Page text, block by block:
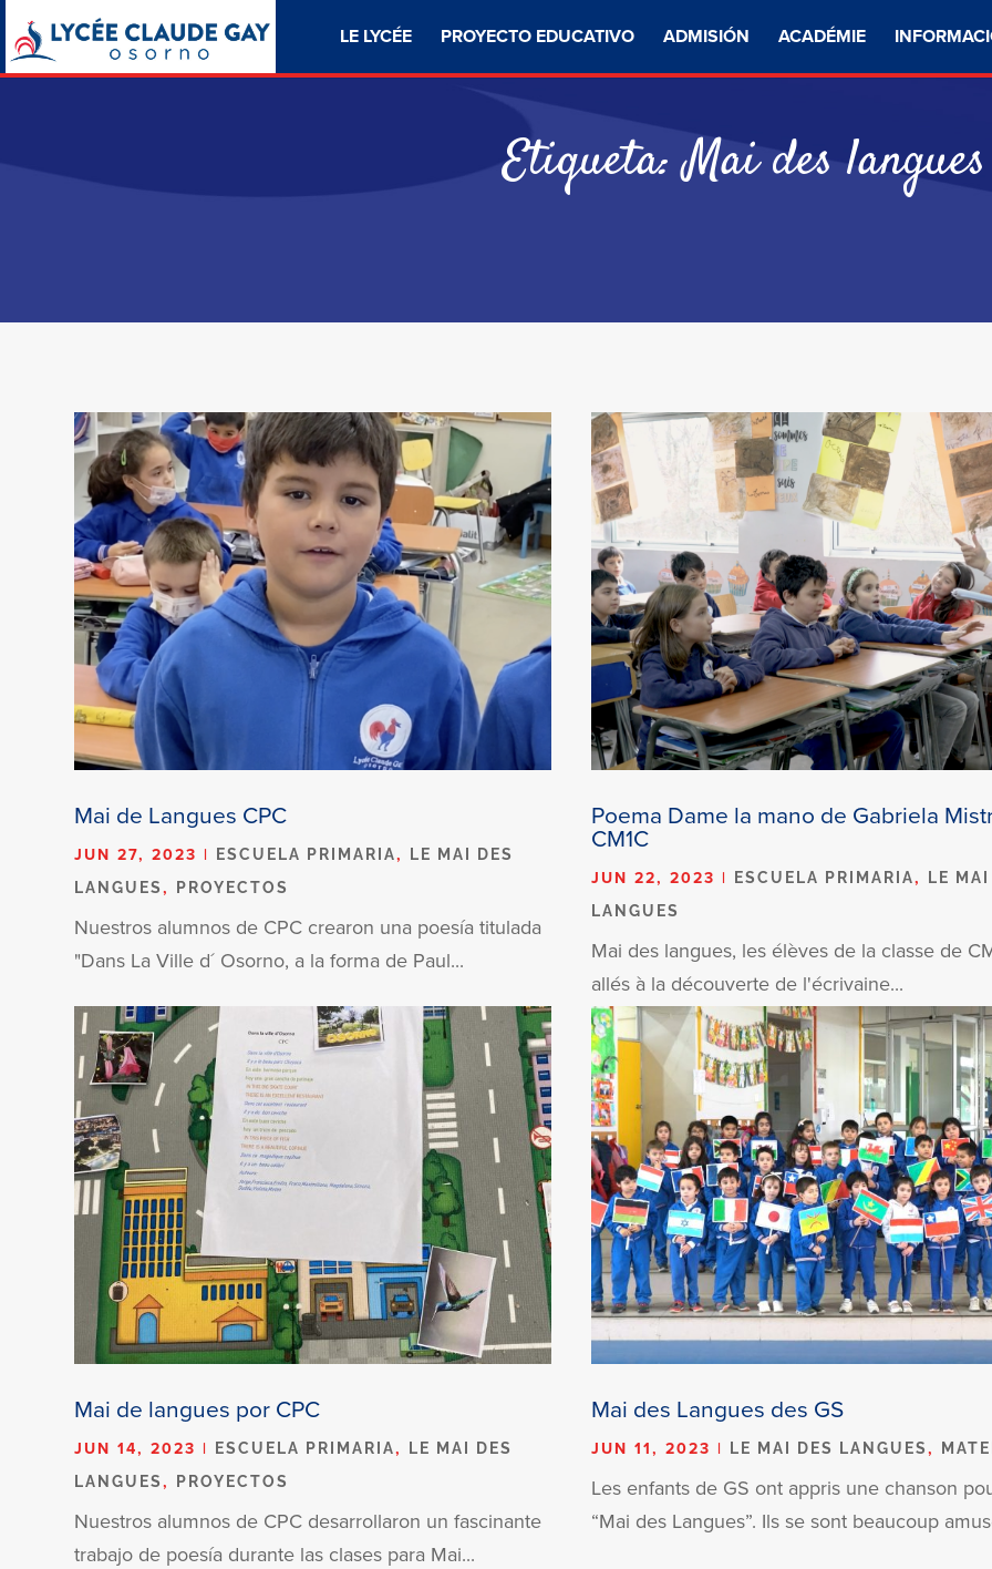
LE LYCÉE PROYECTO EDUCATIVO ADMISIÓN ACADÉMIE
Etiqueta:Mai des langues
Mai de Langues CPC
JUN 27, 2023 | ESCUELA PRIMARIA,
LE MAI DES
LANGUES, PROYECTOS
Nuestros alumnos de CPC crearon una poesía titulada
"Dans La Ville d´ Osorno, a la forma de Paul...
Mai de langues por CPC
JUN 14, 2023 | ESCUELA PRIMARIA,
LE MAI DES
LANGUES, PROYECTOS
Nuestros alumnos de CPC desarrollaron un fascinante
trabajo de poesía durante las clases para Mai...
Poema Dame la mano de Gabriela
CM1C
JUN 22, 2023 | ESCUELA PRIMARIA,
LE MAI
LANGUES
Mai des langues, les élèves de la classe de
allés à la découverte de l'écrivaine...
Mai des Langues des GS
JUN 11, 2023 | LE MAI DES LANGUES,
Les enfants de GS ont appris une chanson
“Mai des Langues”. Ils se sont beaucoup